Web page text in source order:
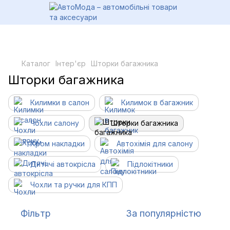
Каталог Інтер'єр Шторки багажника
Шторки багажника
Килимки в салон Килимок в багажник
Чохли салону Шторки багажника
Хром накладки Автохімія для салону
Дитячі автокрісла Підлокітники
Чохли та ручки для КПП
Фільтр За популярністю